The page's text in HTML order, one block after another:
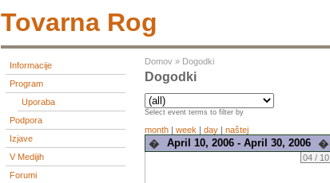
Tovarna Rog
Informacije
Program
Uporaba
Podpora
Izjave
V Medijih
Forumi
Domov » Dogodki
Dogodki
Select event terms to filter by
month | week | day | naštej
� April 10, 2006 - April 30, 2006 �
04 / 10